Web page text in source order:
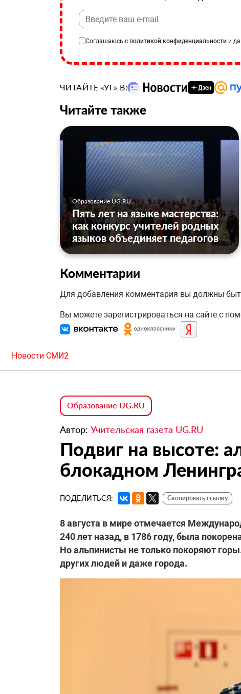
Соглашаюсь с политикой конфиденциальности и
ЧИТАЙТЕ «УГ» В:
Читайте также
Образование UG.RU
Пять лет на языке мастерства:
как конкурс учителей родных
языков объединяет педагогов
Комментарии
Для добавления комментария вы должны
Вы можете зарегистрироваться на сайте с
Новости СМИ2
Образование UG.RU
Автор: Учительская газета UG.RU
Подвиг на высоте:
блокадном
ПОДЕЛИТЬСЯ: Скопировать ссылку
8 августа в мире отмечается
240 лет назад, в 1786 году, была
Но альпинисты не только покоряют
других людей и даже города.